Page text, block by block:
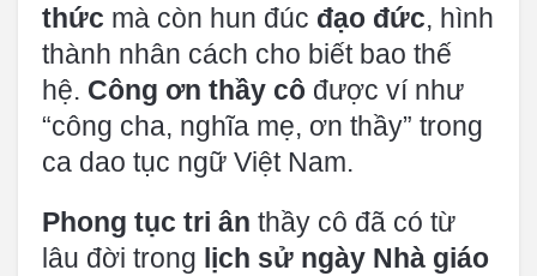
thức mà còn hun đúc đạo đức, hình
thành nhân cách cho biết bao thế
hệ. Công ơn thầy cô được ví như
“công cha, nghĩa mẹ, ơn thầy” trong
ca dao tục ngữ Việt Nam.
Phong tục tri ân thầy cô đã có từ
lâu đời trong lịch sử ngày Nhà giáo